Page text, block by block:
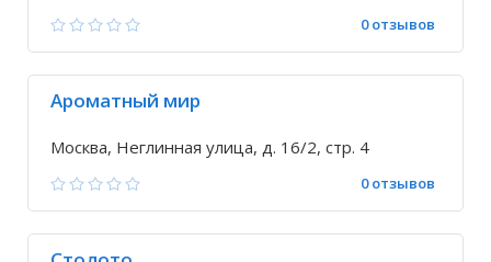
0 отзывов
Ароматный мир
Москва, Неглинная улица, д. 16/2, стр. 4
0 отзывов